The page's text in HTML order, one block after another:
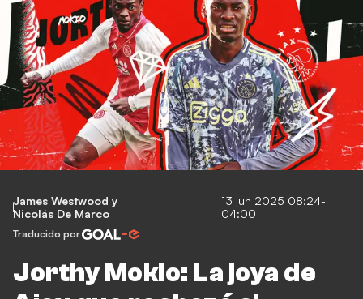
James Westwood y
Nicolás De Marco
13 jun 2025 08:24-
04:00
Traducido por
Jorthy Mokio: La joya de